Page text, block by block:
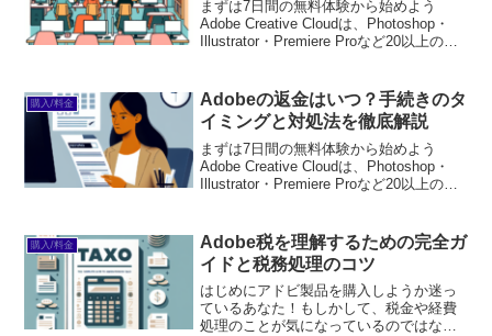
まずは7日間の無料体験から始めよう
Adobe Creative Cloudは、Photoshop・
Illustrator・Premiere Proなど20以上のア
→※...
購入/料金
Adobeの返金はいつ？手続きのタ
イミングと対処法を徹底解説
まずは7日間の無料体験から始めよう
Adobe Creative Cloudは、Photoshop・
Illustrator・Premiere Proなど20以上のア
→※...
購入/料金
Adobe税を理解するための完全ガ
イドと税務処理のコツ
はじめにアドビ製品を購入しようか迷っ
ているあなた！もしかして、税金や経費
処理のことが気になっているのではない